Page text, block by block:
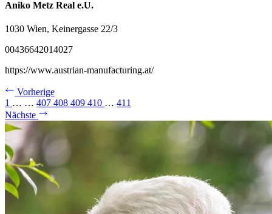
Aniko Metz Real e.U.
1030 Wien, Keinergasse 22/3
00436642014027
https://www.austrian-manufacturing.at/
Vorherige
1 … … 407 408 409 410 … 411
Nächste